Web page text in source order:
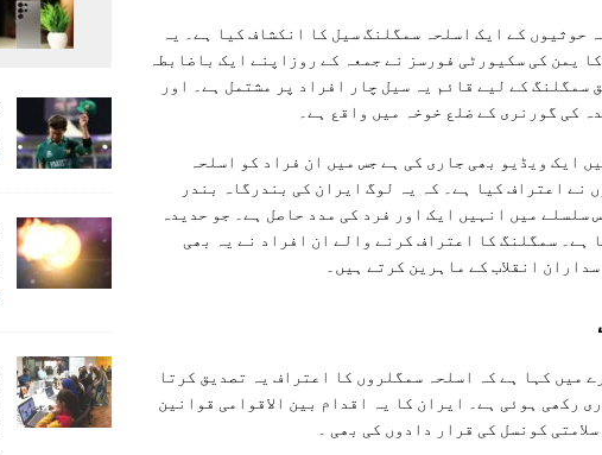
حوثیوں کے ایک اسلحہ سمگلنگ سیل کا انکشاف کیا ہے۔ یہ
یمن کی سکیورٹی فورسز نے جمعہ کے روزاپنے ایک باضابطہ
سمگلنگ کے لیے قائم یہ سیل چار افراد پر مشتمل ہے۔ اور
کی گورنری کے ضلع خوخہ میں واقع ہے۔
ایک ویڈیو بھی جاری کی ہے جس میں ان فراد کو اسلحہ
نے اعتراف کیا ہے۔ کہ یہ لوگ ایران کی بندرگاہ بندر
سلسلے میں انہیں ایک اور فرد کی مدد حاصل ہے۔ جو حدیدہ
ہے۔ سمگلنگ کا اعتراف کرنے والے ان افراد نے یہ بھی
انقلاب کے ماہرین کرتے ہیں۔
میں کہا ہے کہ اسلحہ سمگلروں کا اعتراف یہ تصدیق کرتا
رکھی ہوئی ہے۔ ایران کا یہ اقدام بین الاقوامی قوانین
کونسل کی قرار دادوں کی بھی ۔